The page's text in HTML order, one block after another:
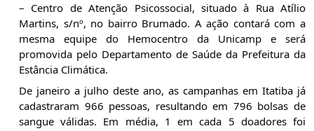
– Centro de Atenção Psicossocial, situado à Rua Atílio
Martins, s/nº, no bairro Brumado. A ação contará com a
mesma equipe do Hemocentro da Unicamp e será
promovida pelo Departamento de Saúde da Prefeitura da
Estância Climática.
De janeiro a julho deste ano, as campanhas em Itatiba já
cadastraram 966 pessoas, resultando em 796 bolsas de
sangue válidas. Em média, 1 em cada 5 doadores foi